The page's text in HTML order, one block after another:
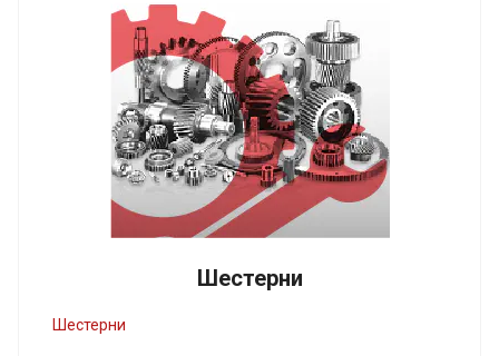
Шестерни
Шестерни